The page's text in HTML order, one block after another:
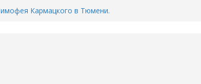
в вашем доме в Тюмени?